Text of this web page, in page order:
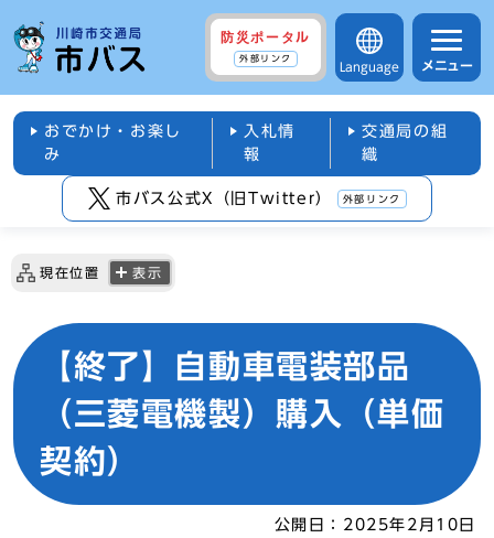
防災ポータル
外部リンク
Language メニュー
おでかけ・お楽し
み
入札情
報
交通局の組
織
市バス公式X（旧Twitter） 外部リンク
現在位置 表示
【終了】自動車電装部品
（三菱電機製）購入（単価
契約）
公開日： 2025年2月10日